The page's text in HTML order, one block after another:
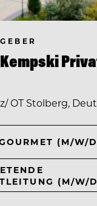
OT Stolberg,
(M/W/
(M/W/